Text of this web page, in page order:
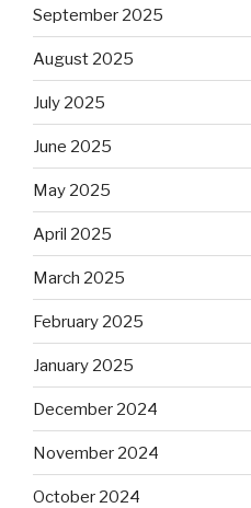
September 2025
August 2025
July 2025
June 2025
May 2025
April 2025
March 2025
February 2025
January 2025
December 2024
November 2024
October 2024